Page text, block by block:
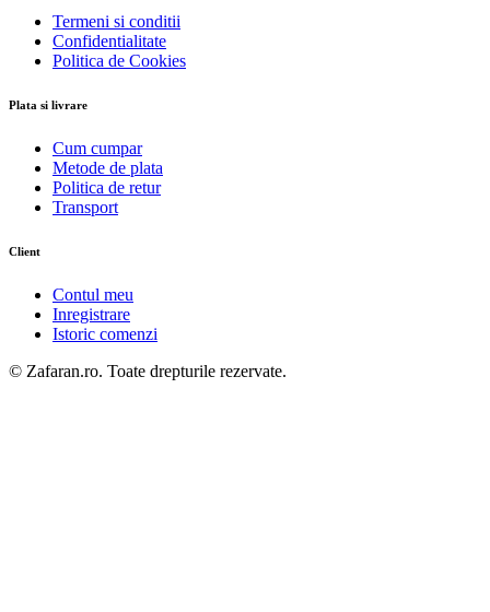
Termeni si conditii
Confidentialitate
Politica de Cookies
Plata si livrare
Cum cumpar
Metode de plata
Politica de retur
Transport
Client
Contul meu
Inregistrare
Istoric comenzi
© Zafaran.ro. Toate drepturile rezervate.